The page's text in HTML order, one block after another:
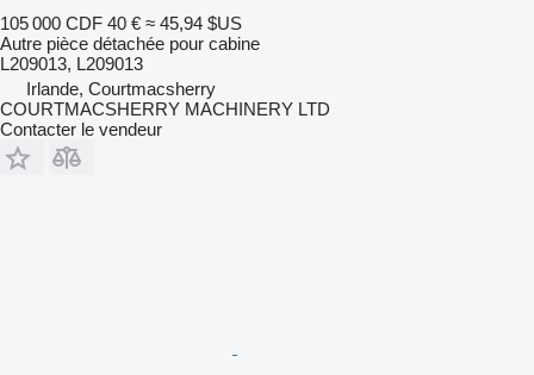
105 000 CDF 40 € ≈ 45,94 $US
Autre pièce détachée pour cabine
L209013, L209013
Irlande, Courtmacsherry
COURTMACSHERRY MACHINERY LTD
Contacter le vendeur